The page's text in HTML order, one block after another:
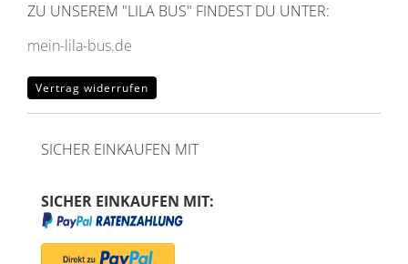
ZU UNSEREM "LILA BUS" FINDEST DU UNTER:
mein-lila-bus.de
Vertrag widerrufen
SICHER EINKAUFEN MIT
SICHER EINKAUFEN MIT: